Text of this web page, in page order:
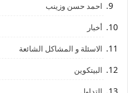
احمد حسن وزينب
أخبار
الاسئلة و المشاكل الشائعة
البيتكوين